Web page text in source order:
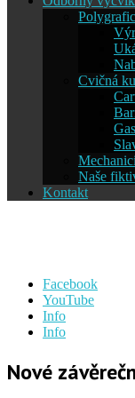
Cvičná
Naše
Kontakt
Facebook
YouTube
Info
Info
Nové